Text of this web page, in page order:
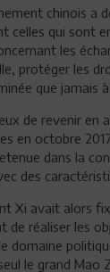
chinois a
celles qui sont
les
protéger les
que jamais
de revenir en
en octobre
dans la
des
Xi avait alors
de réaliser les
domaine
le grand Mao